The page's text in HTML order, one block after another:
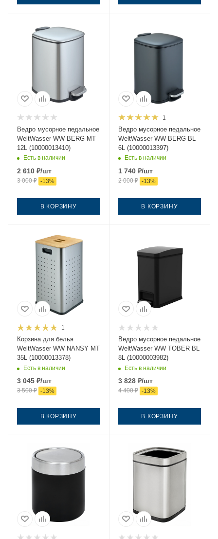
Ведро мусорное педальное
WeltWasser WW BERG MT
12L (10000013410)
Есть в наличии
2 610 ₽/шт
3 000₽ -13%
В КОРЗИНУ
1
Ведро мусорное педальное
WeltWasser WW BERG BL
6L (10000013397)
Есть в наличии
1 740₽/шт
2 000₽ -13%
В КОРЗИНУ
1
Корзина для белья
WeltWasser WW NANSY MT
35L (10000013378)
Есть в наличии
3 045 ₽/шт
3 500₽ -13%
В КОРЗИНУ
Ведро мусорное педальное
WeltWasser WW TOBER BL
8L (10000003982)
Есть в наличии
3 828₽/шт
4 400₽ -13%
В КОРЗИНУ